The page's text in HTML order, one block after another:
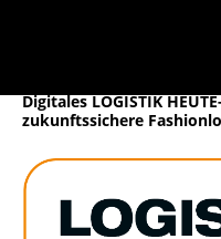
Digitales LOGISTIK
zukunftssichere